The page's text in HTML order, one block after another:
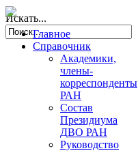
Искать...
Главное
Справочник
Академики,
члены-
корреспонденты
РАН
Состав
Президиума
ДВО РАН
Руководство